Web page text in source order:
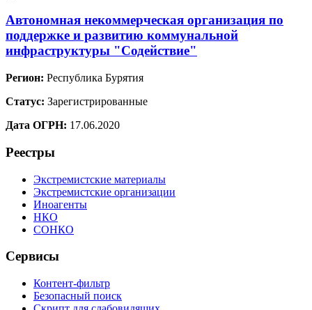
Автономная некоммерческая организация по
поддержке и развитию коммунальной
инфраструктуры "Содействие"
Регион: Республика Бурятия
Статус: Зарегистрированные
Дата ОГРН: 17.06.2020
Реестры
Экстремистские материалы
Экстремистские организации
Иноагенты
НКО
СОНКО
Сервисы
Контент-фильтр
Безопасный поиск